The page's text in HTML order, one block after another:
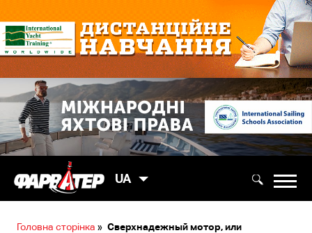
UA
Головна сторінка » Сверхнадежный мотор, или